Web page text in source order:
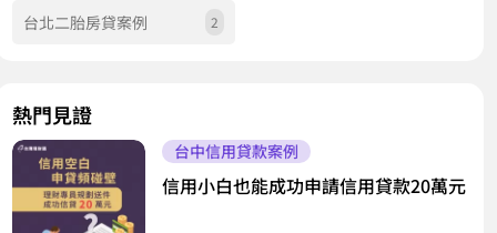
台北二胎房貸案例 2
熱門見證
台中信用貸款案例
信用小白也能成功申請信用貸款20萬元